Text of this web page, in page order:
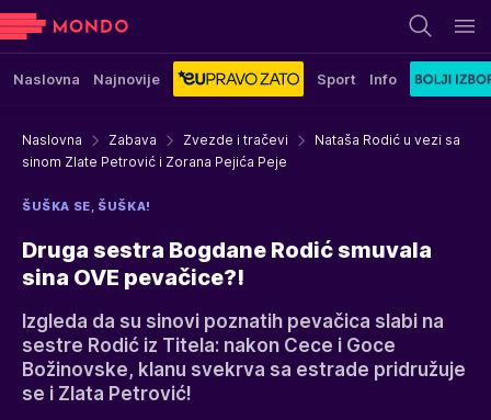
Naslovna Najnovije Sport Info
Naslovna Zabava Zvezde i tračevi
Nataša Rodić u vezi sa
sinom Zlate Petrović i Zorana Pejića Peje
ŠUŠKA SE, ŠUŠKA!
Druga sestra Bogdane Rodić smuvala
sina OVE pevačice?!
Izgleda da su sinovi poznatih pevačica slabi na
sestre Rodić iz Titela: nakon Cece i Goce
Božinovske, klanu svekrva sa estrade pridružuje
se i Zlata Petrović!